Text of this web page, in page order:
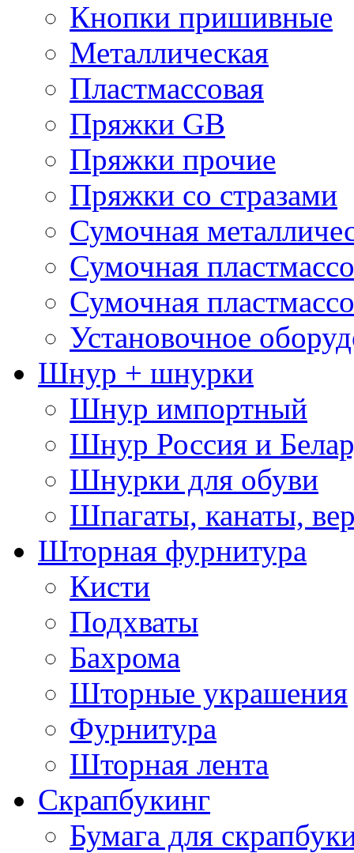
Кнопки пришивные
Металлическая
Пластмассовая
Пряжки GB
Пряжки прочие
Пряжки со стразами
Сумочная
Сумочная
Сумочная
Установочное
Шнур + шнурки
Шнур импортный
Шнур Россия и
Шнурки для обуви
Шпагаты, канаты,
Шторная фурнитура
Кисти
Подхваты
Бахрома
Шторные украшения
Фурнитура
Шторная лента
Скрапбукинг
Бумага для